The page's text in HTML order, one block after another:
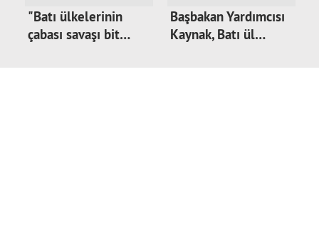
"Batı ülkelerinin
çabası savaşı bit…
Başbakan Yardımcısı
Kaynak, Batı ül…